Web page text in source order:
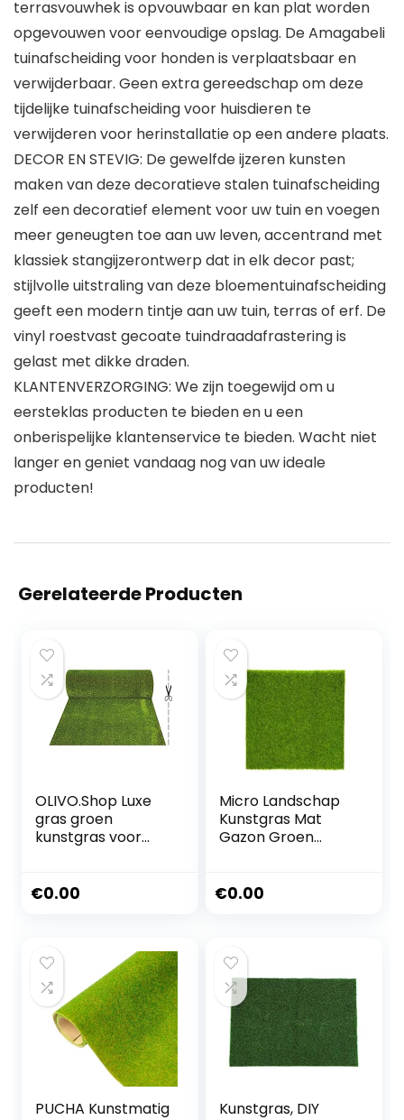
terrasvouwhek is opvouwbaar en kan plat worden
opgevouwen voor eenvoudige opslag. De Amagabeli
tuinafscheiding voor honden is verplaatsbaar en
verwijderbaar. Geen extra gereedschap om deze
tijdelijke tuinafscheiding voor huisdieren te
verwijderen voor herinstallatie op een andere plaats.
DECOR EN STEVIG: De gewelfde ijzeren kunsten
maken van deze decoratieve stalen tuinafscheiding
zelf een decoratief element voor uw tuin en voegen
meer geneugten toe aan uw leven, accentrand met
klassiek stangijzerontwerp dat in elk decor past;
stijlvolle uitstraling van deze bloementuinafscheiding
geeft een modern tintje aan uw tuin, terras of erf. De
vinyl roestvast gecoate tuindraadafrastering is
gelast met dikke draden.
KLANTENVERZORGING: We zijn toegewijd om u
eersteklas producten te bieden en u een
onberispelijke klantenservice te bieden. Wacht niet
langer en geniet vandaag nog van uw ideale
producten!
Gerelateerde Producten
OLIVO.Shop Luxe
gras groen
kunstgras voor
kunstgras 30 mm
verschillende
maten (2 x 3 m)
€0.00
Micro Landschap
Kunstgras Mat
Gazon Groen
Indoor Outdoor
€0.00
PUCHA Kunstmatig
Kunstgras, DIY